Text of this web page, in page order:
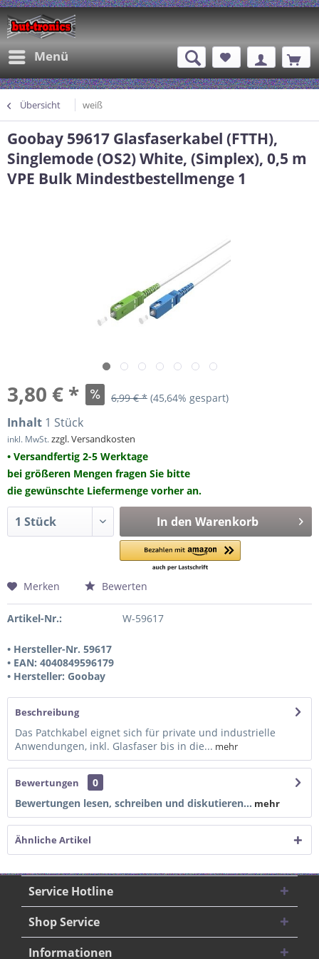
Menü
Übersicht weiß
Goobay 59617 Glasfaserkabel (FTTH),
Singlemode (OS2) White, (Simplex), 0,5 m
VPE Bulk Mindestbestellmenge 1
3,80 € * 6,99 € * (45,64% gespart)
Inhalt 1 Stück
inkl. MwSt.zzgl. Versandkosten
• Versandfertig 2-5 Werktage
bei größeren Mengen fragen Sie bitte
die gewünschte Liefermenge vorher an.
In den Warenkorb
Merken Bewerten
Artikel-Nr.: W-59617
• Hersteller-Nr. 59617
• EAN: 4040849596179
• Hersteller: Goobay
Beschreibung
Das Patchkabel eignet sich für private und industrielle
Anwendungen, inkl. Glasfaser bis in die... mehr
Bewertungen
0
Bewertungen lesen, schreiben und diskutieren... mehr
Ähnliche Artikel
Service Hotline
Shop Service
Informationen